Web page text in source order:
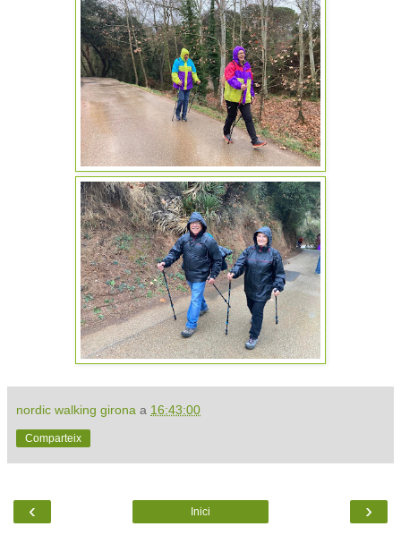
nordic walking girona a 16:43:00
Comparteix
‹ ›
Inici